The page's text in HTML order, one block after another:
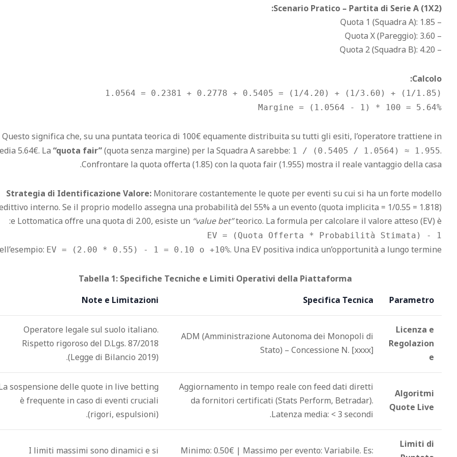
Scenario Pratico – Partita di Serie A (1X2):
– Quota 1 (Squadra A): 1.85
– Quota X (Pareggio): 3.60
– Quota 2 (Squadra B): 4.20
Calcolo:
(1/1.85) + (1/3.60) + (1/4.20) = 0.5405 + 0.2778 + 0.2381 = 1.0564
Margine = (1.0564 - 1) * 100 = 5.64%
Questo significa che, su una puntata teorica di 100€ equamente distribuita su tutti gli esiti, l’operatore trattiene in
5.64€. La“quota fair”(quota senza margine) per la Squadra A sarebbe: 1 / (0.5405 / 1.0564) ≈ 1.955.
Confrontare la quota offerta (1.85) con la quota fair (1.955) mostra il reale vantaggio della casa.
Strategia di Identificazione Valore:Monitorare costantemente le quote per eventi su cui si ha un forte modello
interno. Se il proprio modello assegna una probabilità del 55% a un evento (quota implicita = 1/0.55 = 1.818)
e Lottomatica offre una quota di 2.00, esiste un “value bet”teorico. La formula per calcolare il valore atteso (EV) è:
EV = (Quota Offerta * Probabilità Stimata) - 1
EV = (2.00 * 0.55) - 1 = 0.10 o +10%. Una EV positiva indica un’opportunità a lungo termine.
Tabella 1: Specifiche Tecniche e Limiti Operativi della Piattaforma
Parametro
Specifica Tecnica
Note e Limitazioni
Licenza e
Regolazion
e
ADM (Amministrazione Autonoma dei Monopoli di
Stato) – Concessione N. [xxxx]
Operatore legale sul suolo italiano.
Rispetto rigoroso del D.Lgs. 87/2018
(Legge di Bilancio 2019).
Algoritmi
Quote Live
Aggiornamento in tempo reale con feed dati diretti
da fornitori certificati (Stats Perform, Betradar).
Latenza media: < 3 secondi.
sospensione delle quote in live betting
è frequente in caso di eventi cruciali
(rigori, espulsioni).
Limiti di
Minimo: 0.50€ | Massimo per evento: Variabile. Es:
I limiti massimi sono dinamici e si